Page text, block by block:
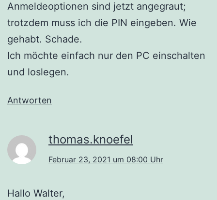
Anmeldeoptionen sind jetzt angegraut;
trotzdem muss ich die PIN eingeben. Wie
gehabt. Schade.
Ich möchte einfach nur den PC einschalten
und loslegen.
Antworten
thomas.knoefel
Februar 23, 2021 um 08:00 Uhr
Hallo Walter,